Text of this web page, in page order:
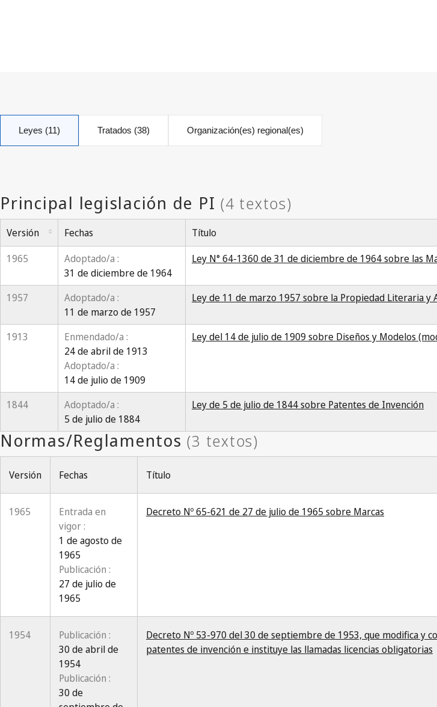
Leyes (11) Tratados (38) Organización(es) regional(es)
Versión Fechas Título
1965
Adoptado/a :
31 de diciembre de 1964
Ley N° 64-1360 de 31 de diciembre de 1964 sobre las
1957
Adoptado/a :
11 de marzo de 1957
Ley de 11 de marzo 1957 sobre la Propiedad Literaria y
1913
Enmendado/a :
24 de abril de 1913
Adoptado/a :
14 de julio de 1909
Ley del 14 de julio de 1909 sobre Diseños y Modelos
1844
Adoptado/a :
5 de julio de 1884
Ley de 5 de julio de 1844 sobre Patentes de Invención
Versión Fechas Título
1965
Entrada en
vigor :
1 de agosto de
1965
Publicación :
27 de julio de
1965
Decreto Nº 65-621 de 27 de julio de 1965 sobre Marcas
1954
Publicación :
30 de abril de
1954
Publicación :
30 de
Decreto Nº 53-970 del 30 de septiembre de 1953, que modifica y
patentes de invención e instituye las llamadas licencias obligatorias